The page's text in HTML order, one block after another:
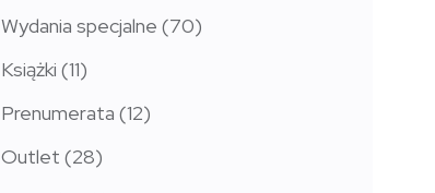
Wydania specjalne (70)
Książki (11)
Prenumerata (12)
Outlet (28)